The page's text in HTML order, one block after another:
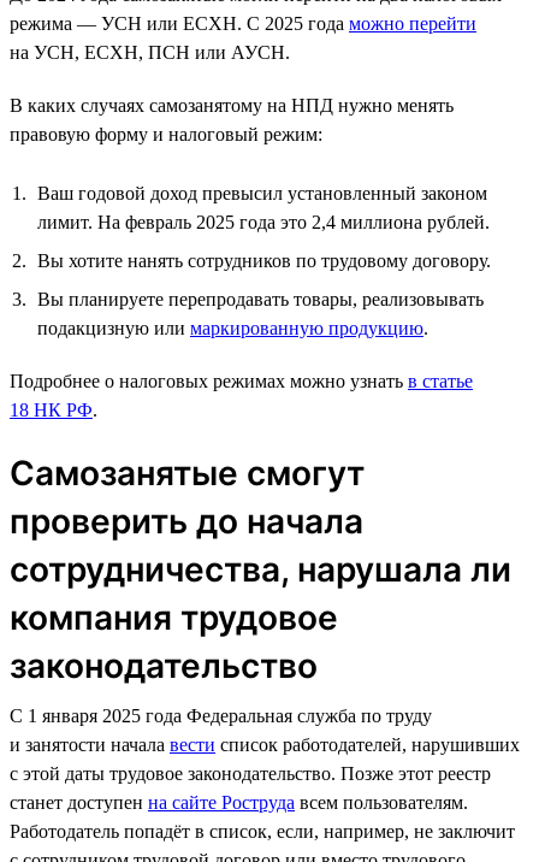
режима — УСН или ЕСХН. С 2025 года можно перейти
на УСН, ЕСХН, ПСН или АУСН.
В каких случаях самозанятому на НПД нужно менять
правовую форму и налоговый режим:
Ваш годовой доход превысил установленный законом
лимит. На февраль 2025 года это 2,4 миллиона рублей.
Вы хотите нанять сотрудников по трудовому договору.
Вы планируете перепродавать товары, реализовывать
подакцизную или маркированную продукцию.
Подробнее о налоговых режимах можно узнать в статье
18 НК РФ.
Самозанятые смогут
проверить до начала
сотрудничества, нарушала ли
компания трудовое
законодательство
С 1 января 2025 года Федеральная служба по труду
и занятости начала вести список работодателей, нарушивших
с этой даты трудовое законодательство. Позже этот реестр
станет доступен на сайте Роструда всем пользователям.
Работодатель попадёт в список, если, например, не заключит